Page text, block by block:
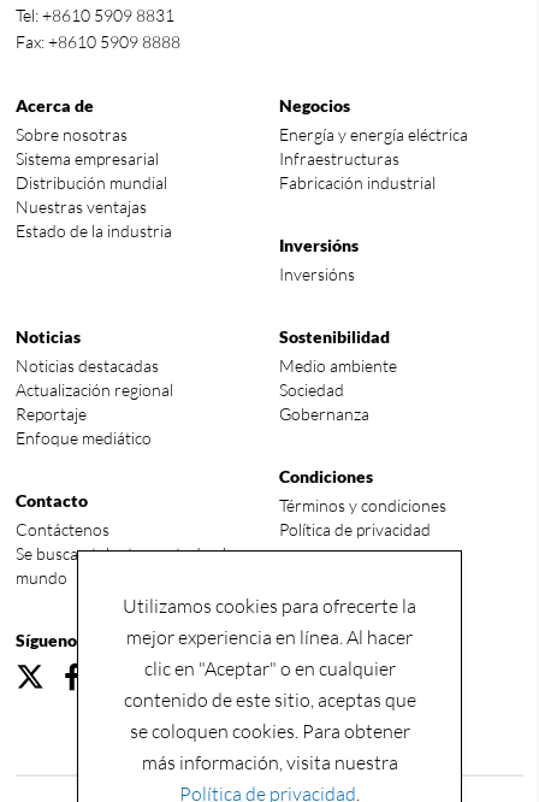
Utilizamos cookies para ofrecerte la
mejor experiencia en línea. Al hacer
clic en "Aceptar" o en cualquier
contenido de este sitio, aceptas que
se coloquen cookies. Para obtener
más información, visita nuestra
Política de privacidad.
Tel: +8610 5909 8831
Fax: +8610 5909 8888
Acerca de
Sobre nosotras
Sistema empresarial
Distribución mundial
Nuestras ventajas
Estado de la industria
Negocios
Energía y energía eléctrica
Infraestructuras
Fabricación industrial
Inversións
Inversións
Noticias
Noticias destacadas
Actualización regional
Reportaje
Enfoque mediático
Contacto
Contáctenos
Se buscan talentos en todo el
mundo
Sostenibilidad
Medio ambiente
Sociedad
Gobernanza
Condiciones
Términos y condiciones
Política de privacidad
Síguenos